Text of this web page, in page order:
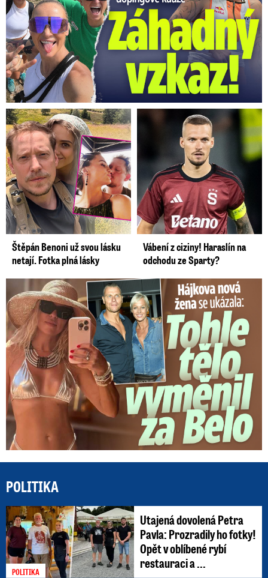
Štěpán Benoni už svou lásku
netají. Fotka plná lásky
Vábení z ciziny! Haraslín na
odchodu ze Sparty?
Tohle tělo nahradilo Belo: Nová partnerka se ukázala...
POLITIKA
POLITIKA
Utajená dovolená Petra
Pavla: Prozradily ho fotky!
Opět v oblíbené rybí
restauraci a ...